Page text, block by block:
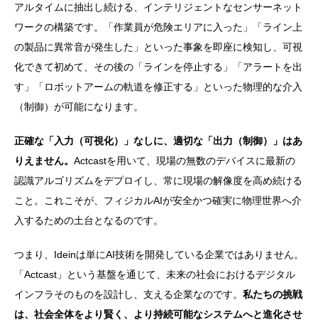
アルタイムに抽出し続ける、インテリジェントなセンサーネット
ワークの構築です。「作業員が危険エリアに入った」「ライン上
の製品に異常音が発生した」といった事象を即座に検知し、可視
化できて初めて、その後の「ラインを停止する」「アラートを出
す」「ロボットアームの軌道を修正する」といった物理的な介入
（制御）が可能になります。
正確な「入力（可視化）」なしに、適切な「出力（制御）」はあ
りえません。 Actcastを用いて、現場の無数のデバイスに最新の
認識アルゴリズムをデプロイし、常に現場の解像度を高め続ける
こと。これこそが、フィジカルAIが安全かつ確実に物理世界へ介
入するための土台となるのです。
つまり、Ideinは単にAI技術を開発している企業ではありません。
「Actcast」という基盤を通じて、未来の社会におけるデジタル
インフラそのものを設計し、支える企業なのです。 私たちの挑戦
は、社会全体をより賢く、より持続可能なシステムへと進化させ